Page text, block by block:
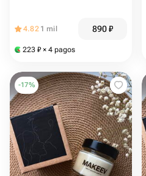
4.82 1 mil 890₽
223 ₽ × 4 pagos
-17%